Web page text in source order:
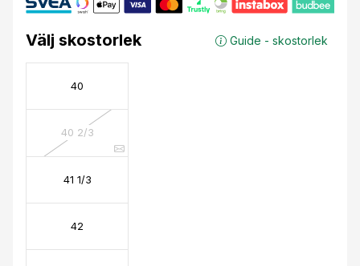
Välj skostorlek Guide - skostorlek
40
40 2/3
41 1/3
42